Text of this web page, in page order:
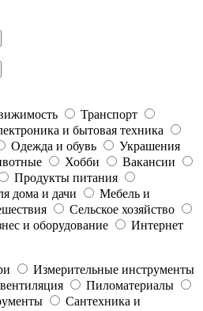
Транспорт
и бытовая техника
Одежда и обувь
Украшения
Хобби
Вакансии
Продукты питания
дома и дачи
Мебель и
Сельское хозяйство
и оборудование
Интернет
Измерительные инструменты
Пиломатериалы
Сантехника и